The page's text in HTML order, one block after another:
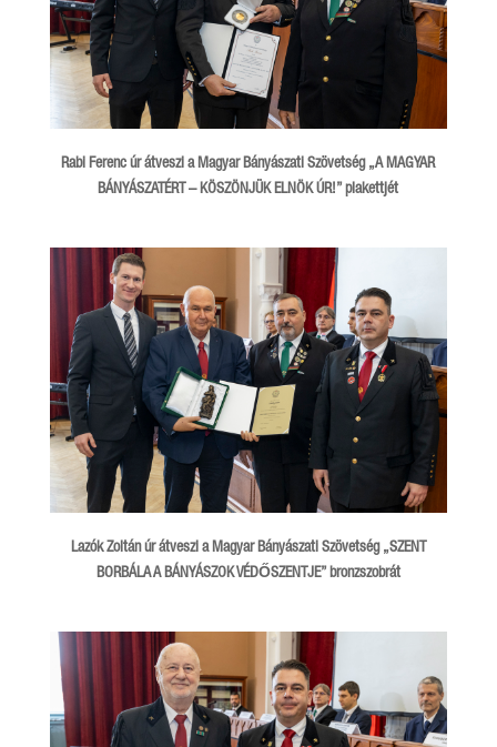
Rabi Ferenc úr átveszi a Magyar Bányászati Szövetség „A MAGYAR
BÁNYÁSZATÉRT – KÖSZÖNJÜK ELNÖK ÚR!” plakettjét
Lazók Zoltán úr átveszi a Magyar Bányászati Szövetség „SZENT
BORBÁLA A BÁNYÁSZOK VÉDŐSZENTJE” bronzszobrát